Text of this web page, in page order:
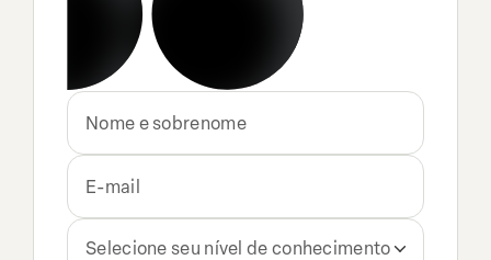
Selecione seu nível de conhecimento